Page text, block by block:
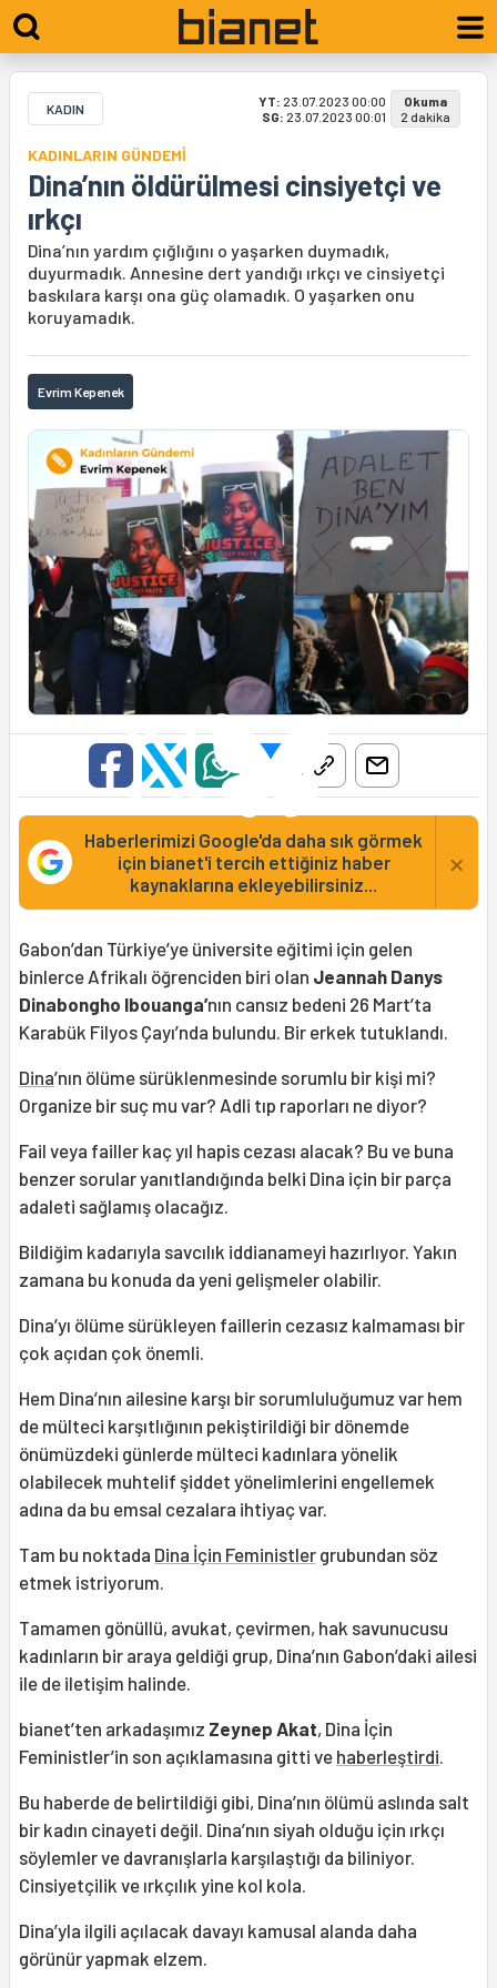
KADIN YT: 23.07.2023 00:00
SG: 23.07.2023 00:01
Okuma
2 dakika
KADINLARIN GÜNDEMİ
Dina’nın öldürülmesi cinsiyetçi ve
ırkçı
Dina’nın yardım çığlığını o yaşarken duymadık,
duyurmadık. Annesine dert yandığı ırkçı ve cinsiyetçi
baskılara karşı ona güç olamadık. O yaşarken onu
koruyamadık.
Evrim Kepenek
Haberlerimizi Google'da daha sık görmek
için bianet'i tercih ettiğiniz haber
kaynaklarına ekleyebilirsiniz...
×
Gabon’dan Türkiye’ye üniversite eğitimi için gelen
binlerce Afrikalı öğrenciden biri olan Jeannah Danys
Dinabongho Ibouanga’nın cansız bedeni 26 Mart’ta
Karabük Filyos Çayı’nda bulundu. Bir erkek tutuklandı.
Dina’nın ölüme sürüklenmesinde sorumlu bir kişi mi?
Organize bir suç mu var? Adli tıp raporları ne diyor?
Fail veya failler kaç yıl hapis cezası alacak? Bu ve buna
benzer sorular yanıtlandığında belki Dina için bir parça
adaleti sağlamış olacağız.
Bildiğim kadarıyla savcılık iddianameyi hazırlıyor. Yakın
zamana bu konuda da yeni gelişmeler olabilir.
Dina’yı ölüme sürükleyen faillerin cezasız kalmaması bir
çok açıdan çok önemli.
Hem Dina’nın ailesine karşı bir sorumluluğumuz var hem
de mülteci karşıtlığının pekiştirildiği bir dönemde
önümüzdeki günlerde mülteci kadınlara yönelik
olabilecek muhtelif şiddet yönelimlerini engellemek
adına da bu emsal cezalara ihtiyaç var.
Tam bu noktada Dina İçin Feministler grubundan söz
etmek istriyorum.
Tamamen gönüllü, avukat, çevirmen, hak savunucusu
kadınların bir araya geldiği grup, Dina’nın Gabon’daki ailesi
ile de iletişim halinde.
bianet’ten arkadaşımız Zeynep Akat, Dina İçin
Feministler’in son açıklamasına gitti ve haberleştirdi.
Bu haberde de belirtildiği gibi, Dina’nın ölümü aslında salt
bir kadın cinayeti değil. Dina’nın siyah olduğu için ırkçı
söylemler ve davranışlarla karşılaştığı da biliniyor.
Cinsiyetçilik ve ırkçılık yine kol kola.
Dina’yla ilgili açılacak davayı kamusal alanda daha
görünür yapmak elzem.